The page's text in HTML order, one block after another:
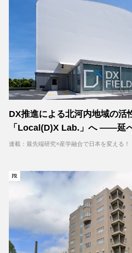
DX推進による北河内地域の活
「Local(D)X Lab.」へ ――延
空間で地域DXに挑む 大阪工業
連載：最先端研究×産学融合で日本を変える
PR
PR